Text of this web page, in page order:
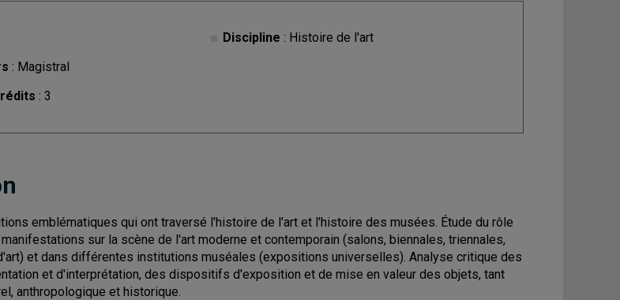
: Magistral
: 3
Discipline : Histoire de l'art
emblématiques qui ont traversé l'histoire de l'art et l'histoire des musées. Étude du rôle
sur la scène de l'art moderne et contemporain (salons, biennales, triennales,
et dans différentes institutions muséales (expositions universelles). Analyse critique des
et d'interprétation, des dispositifs d'exposition et de mise en valeur des objets, tant
anthropologique et historique.